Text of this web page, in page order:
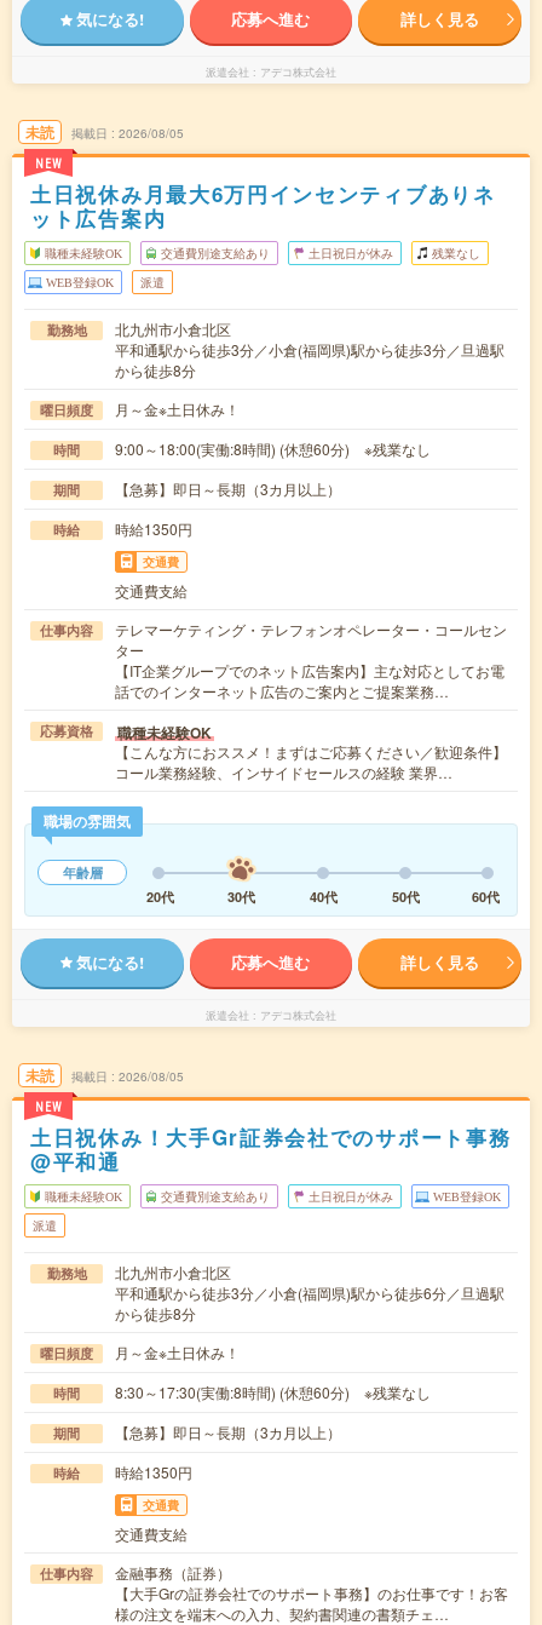
気になる! 応募へ進む 詳しく見る
派遣会社 アデコ株式会社
未読
NEW
掲載日 2026/08/05
土日祝休み月最大6万円インセンティブありネ
ット広告案内
職種未経験OK 交通費別途支給あり 土日祝日が休み 残業なし
WEB登録OK 派遣
勤務地
北九州市小倉北区
平和通駅から徒歩3分／小倉(福岡県)駅から徒歩3分／旦過駅
から徒歩8分
曜日頻度 月～金※土日休み！
時間 9:00～18:00(実働:8時間) (休憩60分) ※残業なし
期間 【急募】即日～長期（3カ月以上）
時給 時給1350円
交通費
交通費支給
仕事内容
テレマーケティング・テレフォンオペレーター・コールセン
ター
【IT企業グループでのネット広告案内】主な対応としてお電
話でのインターネット広告のご案内とご提案業務…
応募資格 職種未経験OK
【こんな方におススメ！まずはご応募ください／歓迎条件】
コール業務経験、インサイドセールスの経験 業界…
職場の雰囲気
年齢層
20代
30代 40代 50代 60代
気になる! 応募へ進む 詳しく見る
派遣会社 アデコ株式会社
未読
NEW
掲載日 2026/08/05
土日祝休み！大手Gr証券会社でのサポート事務
@平和通
職種未経験OK 交通費別途支給あり 土日祝日が休み WEB登録OK
派遣
勤務地
北九州市小倉北区
平和通駅から徒歩3分／小倉(福岡県)駅から徒歩6分／旦過駅
から徒歩8分
曜日頻度 月～金※土日休み！
時間 8:30～17:30(実働:8時間) (休憩60分) ※残業なし
期間 【急募】即日～長期（3カ月以上）
時給 時給1350円
交通費
交通費支給
仕事内容
金融事務（証券）
【大手Grの証券会社でのサポート事務】のお仕事です！お客
様の注文を端末への入力、契約書関連の書類チェ…